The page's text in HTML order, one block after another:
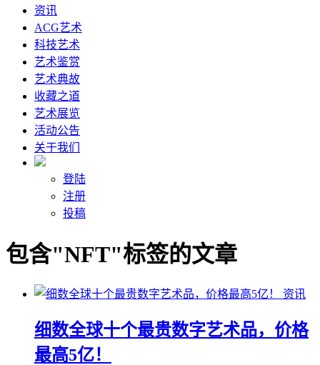
资讯
ACG艺术
科技艺术
艺术鉴赏
艺术典故
收藏之道
艺术展览
活动公告
关于我们
登陆
注册
投稿
包含"NFT"标签的文章
资讯
细数全球十个最贵数字艺术品，价格
最高5亿！